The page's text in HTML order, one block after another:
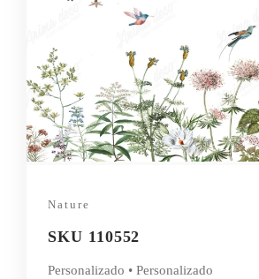
Nature
SKU 110552
Personalizado • Personalizado